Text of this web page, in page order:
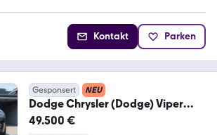
Kontakt Parken
Gesponsert NEU
Dodge Chrysler (Dodge) Viper
SRT-10
49.500 €